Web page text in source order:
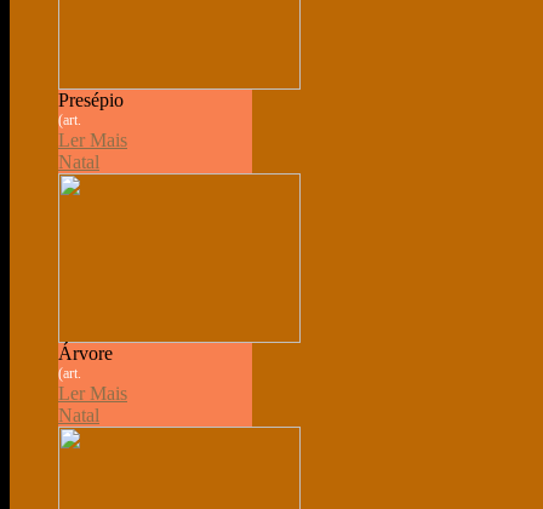
Presépio
(art.
Ler Mais
Natal
Árvore
(art.
Ler Mais
Natal